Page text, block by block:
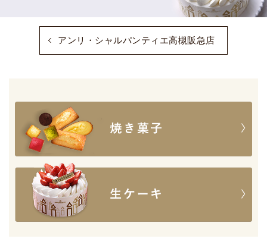
アンリ・シャルパンティエ高槻阪急店